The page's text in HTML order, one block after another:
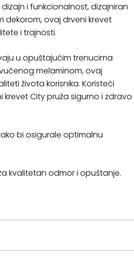
i funkcionalnost, dizajniran
dekorom, ovaj drveni krevet
i trajnosti.
u opuštajućim trenucima
melaminom, ovaj
života korisnika. Koristeći
krevet City pruža sigurno i zdravo
bi osigurale optimalnu
kvalitetan odmor i opuštanje.